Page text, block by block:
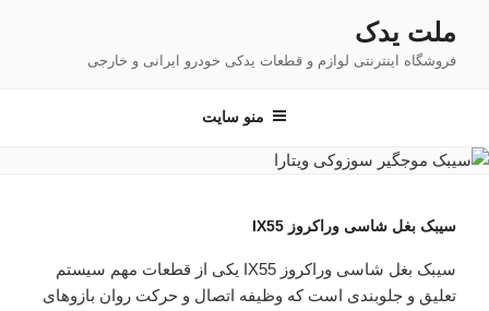
محتوا
ملت یدک
فروشگاه اینترنتی لوازم و قطعات یدکی خودرو ایرانی و خارجی
منو سایت
سیبک بغل شاسی وراکروز IX55
سیبک بغل شاسی وراکروز IX55 یکی از قطعات مهم سیستم
تعلیق و جلوبندی است که وظیفه اتصال و حرکت روان بازوهای